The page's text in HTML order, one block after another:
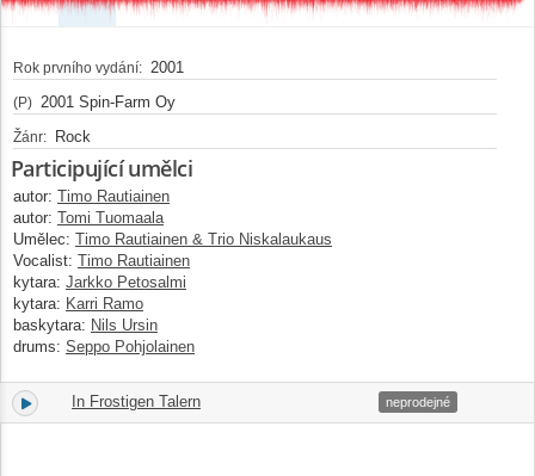
Rok prvního vydání: 2001
(P) 2001 Spin-Farm Oy
Žánr: Rock
Participující umělci
autor: Timo Rautiainen
autor: Tomi Tuomaala
Umělec: Timo Rautiainen & Trio Niskalaukaus
Vocalist: Timo Rautiainen
kytara: Jarkko Petosalmi
kytara: Karri Ramo
baskytara: Nils Ursin
drums: Seppo Pohjolainen
8. In Frostigen Talern 04:56
neprodejné